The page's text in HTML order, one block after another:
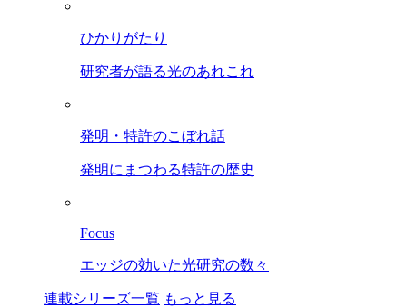
ひかりがたり
研究者が語る光のあれこれ
発明・特許のこぼれ話
発明にまつわる特許の歴史
Focus
エッジの効いた光研究の数々
連載シリーズ一覧 もっと見る